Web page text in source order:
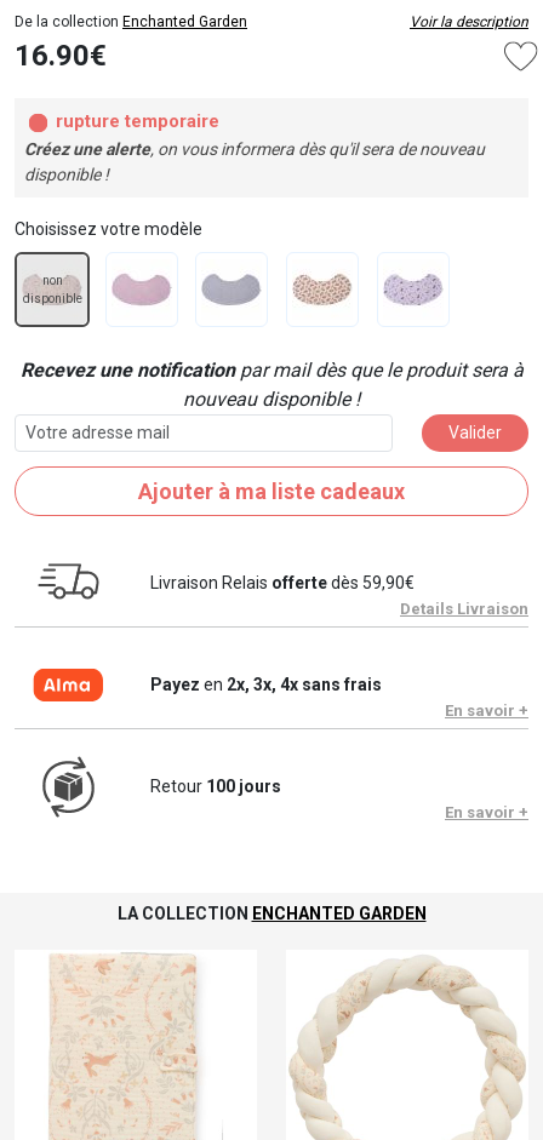
De la collection Enchanted Garden Voir la description
16.90€
rupture temporaire
Créez une alerte, on vous informera dès qu'il sera de nouveau
disponible !
Choisissez votre modèle
non
disponible
Recevez une notificationpar mail dès que le produit sera à
nouveau disponible !
Valider
Ajouter à ma liste cadeaux
Livraison Relais offertedès 59,90€
Details Livraison
Payez en 2x, 3x, 4x sans frais
En savoir +
Retour 100 jours
En savoir +
LA COLLECTION ENCHANTED GARDEN